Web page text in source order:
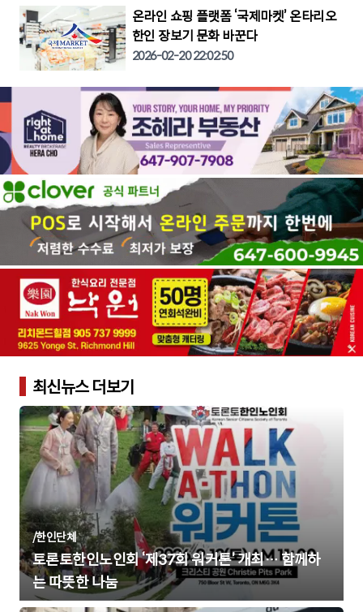
온라인 쇼핑 플랫폼 ‘국제마켓’ 온타리오
한인 장보기 문화 바꾼다
2026-02-20 22:02:50
최신뉴스 더보기
/한인단체
토론토한인노인회 ‘제37회 워커톤’ 개최… 함께하
는 따뜻한 나눔